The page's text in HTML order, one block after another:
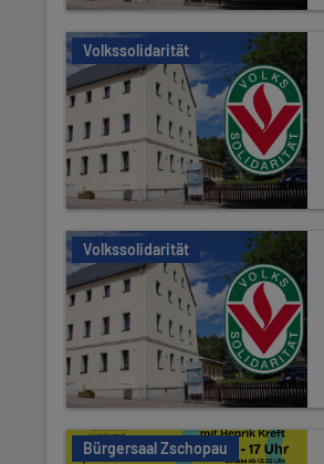
Volkssolidarität
Volkssolidarität
Bürgersaal Zschopau